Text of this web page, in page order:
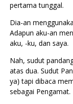
pertama tunggal.
Dia-an
Adapun aku-an
aku, -ku, dan saya.
Nah, sudut
atas dua. Sudut
ya) tapi dibaca
sebagai Pengamat.